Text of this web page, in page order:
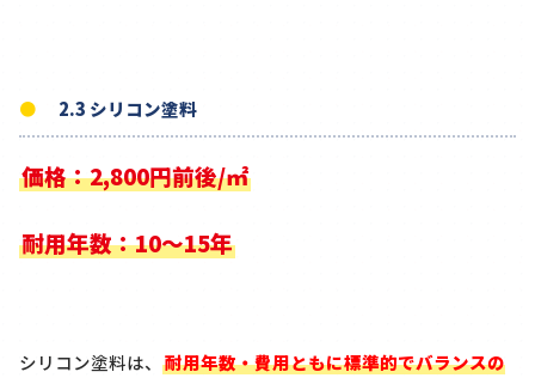
2.3 シリコン塗料
価格：2,800円前後/㎡
耐用年数：10～15年
シリコン塗料は、 耐用年数・費用ともに標準的でバランスの